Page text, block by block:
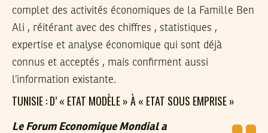
complet des activités économiques de la Famille Ben
Ali , réitérant avec des chiffres , statistiques ,
expertise et analyse économique qui sont déjà
connus et acceptés , mais confirment aussi
l’information existante.
TUNISIE : D’ « ETAT MODÈLE » À « ETAT SOUS EMPRISE »
Le Forum Economique Mondial a